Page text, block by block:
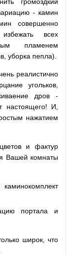
- камин
совершенно
всех
пламенем
уборка пепла).
реалистично
угольков,
дров -
настоящего! И,
нажатием
и фактур
Вашей комнаты
портала и
широк, что